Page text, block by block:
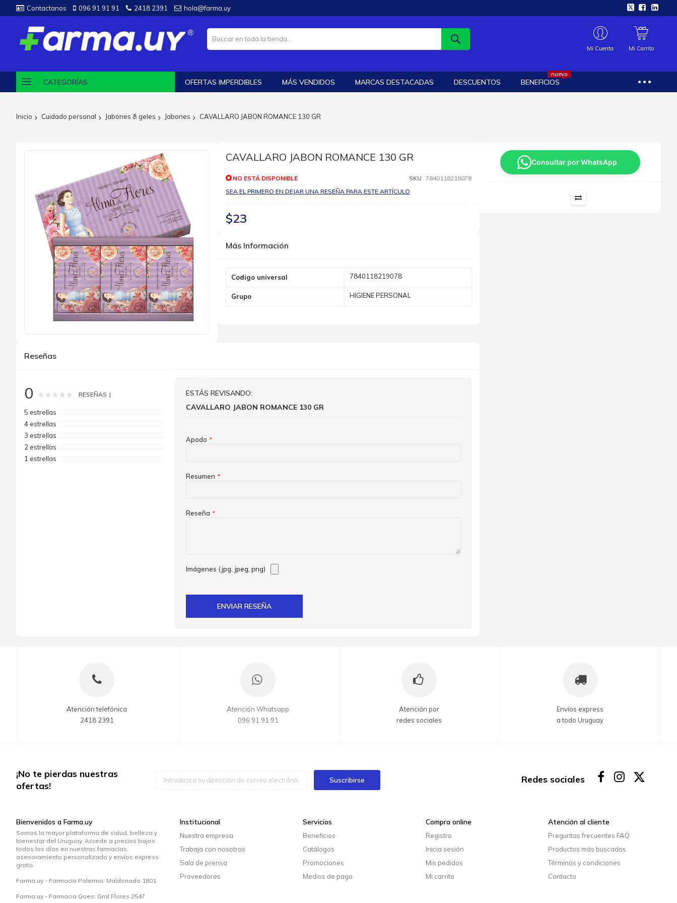
Contactanos 096 91 91 91 2418 2391 hola@farma.uy
Mi Cuenta Mi Carrito
CATEGORÍAS OFERTAS IMPERDIBLES MÁS VENDIDOS MARCAS DESTACADAS DESCUENTOS BENEFICIOS
nuevo
Inicio Cuidado personal Jabones & geles Jabones CAVALLARO JABON ROMANCE 130 GR
galería
imágenes
comienzo
de
imágenes
CAVALLARO JABON ROMANCE 130 GR
NO ESTÁ DISPONIBLE SKU 7840118219078
SEA EL PRIMERO EN DEJAR UNA RESEÑA PARA ESTE ARTÍCULO
$23
Más Información
Información
Codigo universal 7840118219078
Grupo HIGIENE PERSONAL
Reseñas
0 Rating: % of100
RESEÑAS
5 estrellas
4 estrellas
3 estrellas
2 estrellas
1 estrellas
ESTÁS REVISANDO:
CAVALLARO JABON ROMANCE 130 GR
Apodo
Resumen
Reseña
Imágenes (jpg, jpeg, png)
ENVIAR RESEÑA
Consultar por WhatsApp
Atención telefónica
2418 2391
Atención Whatsapp
096 91 91 91
Atención por
redes sociales
Envíos express
a todo Uruguay
¡No te pierdas nuestras
ofertas!
Suscribirse Redes sociales
Bienvenidos a Farma.uy
Somos la mayor plataforma de salud, belleza y
bienestar del Uruguay. Accede a precios bajos
todos los días en nuestras farmacias,
asesoramiento personalizado y envíos express
gratis.
Farma.uy - Farmacia Palermo: Maldonado 1801
Farma.uy - Farmacia Goes: Gral Flores 2547
Institucional
Nuestra empresa
Trabaja con nosotros
Sala de prensa
Proveedores
Servicios
Beneficios
Catálogos
Promociones
Medios de pago
Compra online
Registro
Inicia sesión
Mis pedidos
Mi carrito
Atención al cliente
Preguntas frecuentes FAQ
Productos más buscados
Términos y condiciones
Contacto